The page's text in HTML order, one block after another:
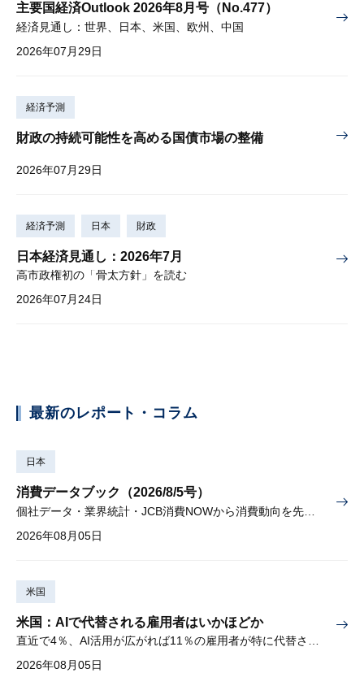
主要国経済Outlook 2026年8月号（No.477）
経済見通し：世界、日本、米国、欧州、中国
2026年07月29日
経済予測
財政の持続可能性を高める国債市場の整備
2026年07月29日
経済予測 日本 財政
日本経済見通し：2026年7月
高市政権初の「骨太方針」を読む
2026年07月24日
最新のレポート・コラム
日本
消費データブック（2026/8/5号）
2026年08月05日
米国
米国：AIで代替される雇用者はいかほどか
直近で4％、AI活用が広がれば11％の雇用者が特に代替されやすい
2026年08月05日